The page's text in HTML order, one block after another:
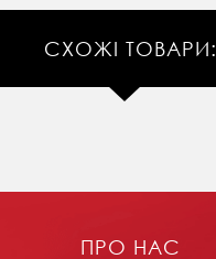
СХОЖІ ТОВАРИ:
ПРО НАС